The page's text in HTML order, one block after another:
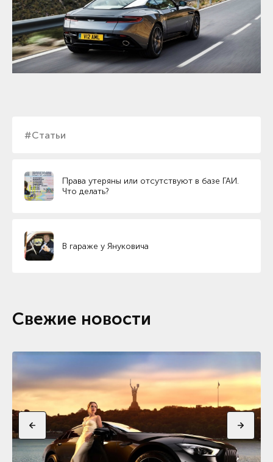
#Статьи
Права утеряны или отсутствуют в базе ГАИ.
Что делать?
В гараже у Януковича
Свежие новости